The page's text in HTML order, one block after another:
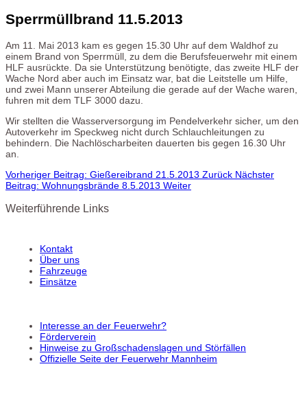
Sperrmüllbrand 11.5.2013
Am 11. Mai 2013 kam es gegen 15.30 Uhr auf dem Waldhof zu
einem Brand von Sperrmüll, zu dem die Berufsfeuerwehr mit einem
HLF ausrückte. Da sie Unterstützung benötigte, das zweite HLF der
Wache Nord aber auch im Einsatz war, bat die Leitstelle um Hilfe,
und zwei Mann unserer Abteilung die gerade auf der Wache waren,
fuhren mit dem TLF 3000 dazu.
Wir stellten die Wasserversorgung im Pendelverkehr sicher, um den
Autoverkehr im Speckweg nicht durch Schlauchleitungen zu
behindern. Die Nachlöscharbeiten dauerten bis gegen 16.30 Uhr
an.
Vorheriger Beitrag: Gießereibrand 21.5.2013 Zurück Nächster
Beitrag: Wohnungsbrände 8.5.2013 Weiter
Weiterführende Links
Kontakt
Über uns
Fahrzeuge
Einsätze
Interesse an der Feuerwehr?
Förderverein
Hinweise zu Großschadenslagen und Störfällen
Offizielle Seite der Feuerwehr Mannheim